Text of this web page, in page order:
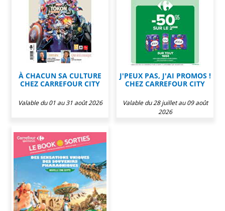
À CHACUN SA CULTURE
CHEZ CARREFOUR CITY
Valable du 01 au 31 août 2026
J'PEUX PAS, J'AI PROMOS !
CHEZ CARREFOUR CITY
Valable du 28 juillet au 09 août
2026